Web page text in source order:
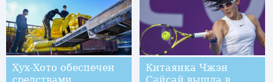
Хух-Хото обеспечен
Китаянка Чжэн